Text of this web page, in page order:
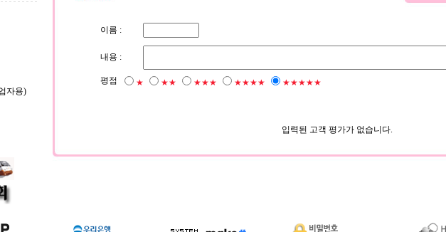
자용)
이름 :
내용 :
평점 ★ ★★ ★★★ ★★★★ ★★★★★
입력된 고객 평가가 없습니다.